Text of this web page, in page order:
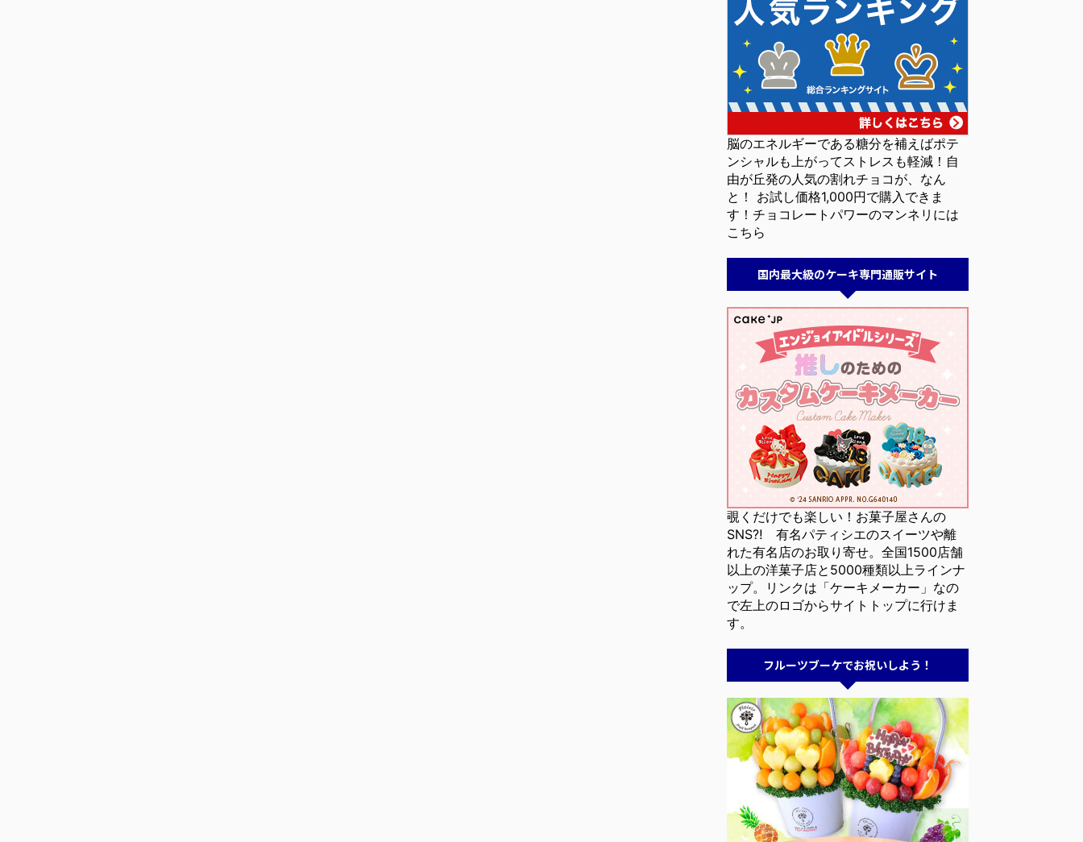
脳のエネルギーである糖分を補えばポテ
ンシャルも上がってストレスも軽減！自
由が丘発の人気の割れチョコが、なん
と！ お試し価格1,000円で購入できま
す！チョコレートパワーのマンネリには
こちら
国内最大級のケーキ専門通販サイト
覗くだけでも楽しい！お菓子屋さんの
SNS⁈ 有名パティシエのスイーツや離
れた有名店のお取り寄せ。全国1500店舗
以上の洋菓子店と5000種類以上ラインナ
ップ。リンクは「ケーキメーカー」なの
で左上のロゴからサイトトップに行けま
す。
フルーツブーケでお祝いしよう！